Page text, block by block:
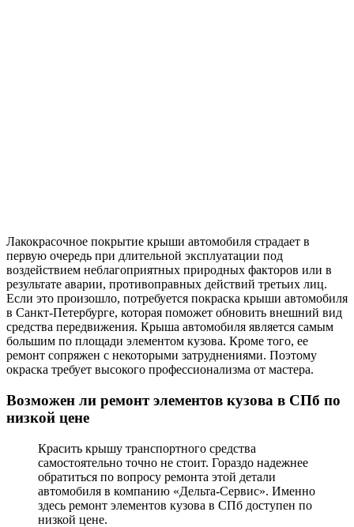
Лакокрасочное покрытие крыши автомобиля страдает в
первую очередь при длительной эксплуатации под
воздействием неблагоприятных природных факторов или в
результате аварии, противоправных действий третьих лиц.
Если это произошло, потребуется покраска крыши автомобиля
в Санкт-Петербурге, которая поможет обновить внешний вид
средства передвижения. Крыша автомобиля является самым
большим по площади элементом кузова. Кроме того, ее
ремонт сопряжен с некоторыми затруднениями. Поэтому
окраска требует высокого профессионализма от мастера.
Возможен ли ремонт элементов кузова в СПб по
низкой цене
Красить крышу транспортного средства
самостоятельно точно не стоит. Гораздо надежнее
обратиться по вопросу ремонта этой детали
автомобиля в компанию «Дельта-Сервис». Именно
здесь ремонт элементов кузова в СПб доступен по
низкой цене.